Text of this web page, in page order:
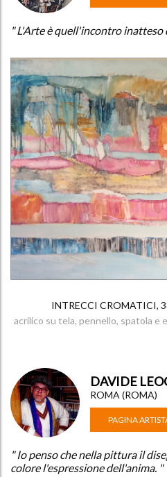
" L'Arte è quell'incontro inatteso
INTRECCI CROMATICI,
acrilico su tela, pennello, spatola e
DAVIDE
ROMA (ROMA)
PAGINA
" Io penso che nella pittura il
colore l'espressione dell'anima. "